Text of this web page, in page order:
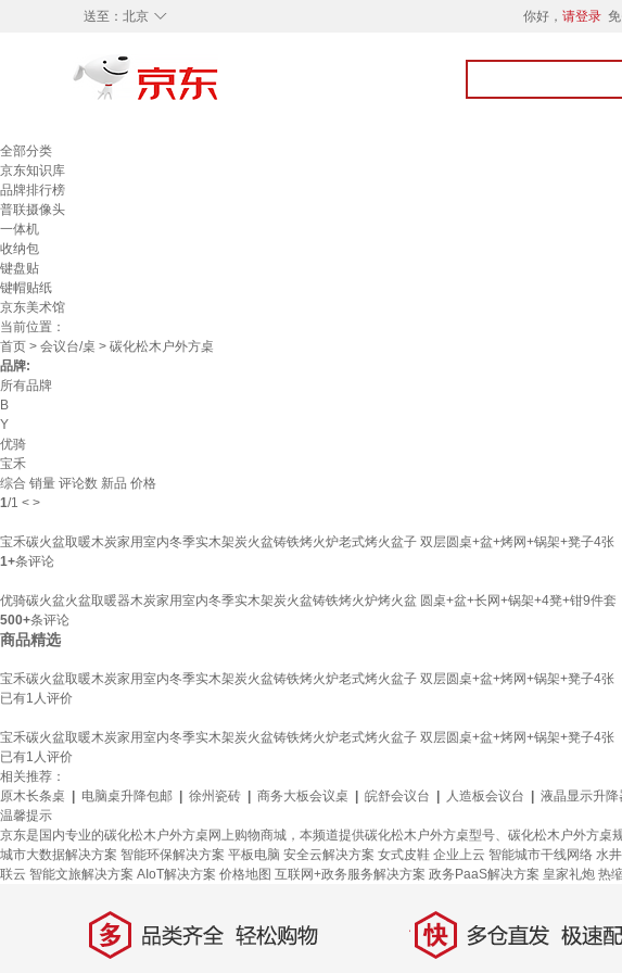
◇
送至： 北京 你好， 请登录
全部分类
京东知识库
品牌排行榜
普联摄像头
一体机
收纳包
键盘贴
键帽贴纸
京东美术馆
当前位置：
首页 > 会议台/桌 > 碳化松木户外方桌
品牌:
所有品牌
B
Y
优骑
宝禾
综合 销量 评论数 新品 价格
1/1 < >
宝禾碳火盆取暖木炭家用室内冬季实木架炭火盆铸铁烤火炉老式烤火盆子 双层圆桌+盆+烤网+锅架+凳子4张
1+条评论
优骑碳火盆火盆取暖器木炭家用室内冬季实木架炭火盆铸铁烤火炉烤火盆 圆桌+盆+长网+锅架+4凳+钳9件套
500+条评论
商品精选
宝禾碳火盆取暖木炭家用室内冬季实木架炭火盆铸铁烤火炉老式烤火盆子 双层圆桌+盆+烤网+锅架+凳子4张
已有1 人评价
宝禾碳火盆取暖木炭家用室内冬季实木架炭火盆铸铁烤火炉老式烤火盆子 双层圆桌+盆+烤网+锅架+凳子4张
已有1 人评价
相关推荐：
原木长条桌
电脑桌升降包邮 徐州瓷砖 商务大板会议桌 皖舒会议台 人造板会议台 液晶显示升降
温馨提示
京东是国内专业的碳化松木户外方桌网上购物商城，本频道提供碳化松木户外方桌型号、碳化松木户外方
城市大数据解决方案 智能环保解决方案 平板电脑 安全云解决方案 女式皮鞋 企业上云 智能城市干线网络 水
联云 智能文旅解决方案 AIoT解决方案 价格地图 互联网+政务服务解决方案 政务PaaS解决方案 皇家礼炮 热
多 品类齐全，轻松购物 快 多仓直发，极速配送